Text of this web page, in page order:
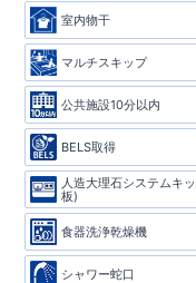
室内物干
マルチスキップ
公共施設10分以内
BELS取得
人造大理石システムキ
板)
食器洗浄乾燥機
シャワー蛇口